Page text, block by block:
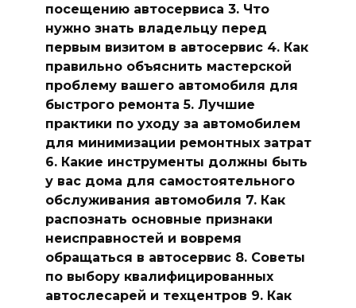
посещению автосервиса 3. Что
нужно знать владельцу перед
первым визитом в автосервис 4. Как
правильно объяснить мастерской
проблему вашего автомобиля для
быстрого ремонта 5. Лучшие
практики по уходу за автомобилем
для минимизации ремонтных затрат
6. Какие инструменты должны быть
у вас дома для самостоятельного
обслуживания автомобиля 7. Как
распознать основные признаки
неисправностей и вовремя
обращаться в автосервис 8. Советы
по выбору квалифицированных
автослесарей и техцентров 9. Как